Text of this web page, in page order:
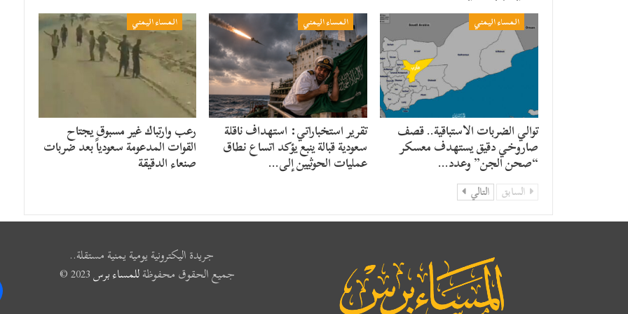
المساء اليمني
توالي الضربات الاستباقية.. قصف
صاروخي دقيق يستهدف معسكر
“صحن الجن” وعدد…
المساء اليمني
تقرير استخباراتي: استهداف ناقلة
سعودية قبالة ينبع يؤكد اتساع نطاق
عمليات الحوثيين إلى…
المساء اليمني
رعب وارتباك غير مسبوق يجتاح
القوات المدعومة سعودياً بعد ضربات
صنعاء الدقيقة
السابق التالي
جريدة اليكترونية يومية يمنية مستقلة..
جميع الحقوق محفوظةللمساء برس